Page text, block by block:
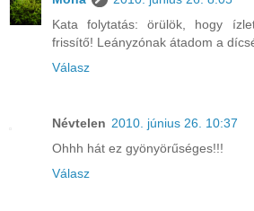
Kata folytatás: örülök, hogy
frissítő! Leányzónak átadom a
Válasz
Névtelen 2010. június 26. 10:37
Ohhh hát ez gyönyörűséges!!!
Válasz